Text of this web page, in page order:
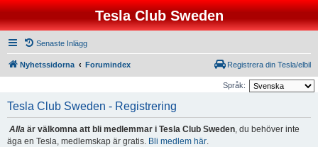
Tesla Club Sweden
Senaste Inlägg
Nyhetssidorna Forumindex Registrera din Tesla/elbil
Språk:
Tesla Club Sweden - Registrering
Alla är välkomna att bli medlemmar i Tesla Club Sweden, du behöver inte
äga en Tesla, medlemskap är gratis. Bli medlem här.